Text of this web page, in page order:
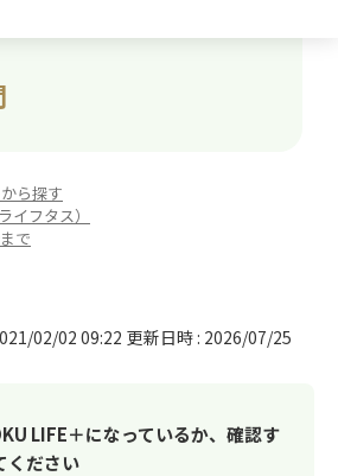
ら探す
イフタス）
で
02/02 09:22 更新日時 : 2026/07/25
LIFE＋になっているか、確認す
ください